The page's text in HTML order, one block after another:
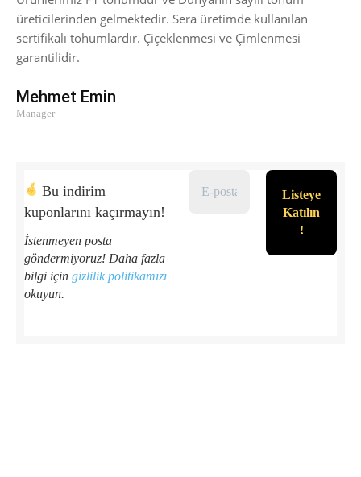
üreticilerinden gelmektedir. Sera üretimde kullanılan
sertifikalı tohumlardır. Çiçeklenmesi ve Çimlenmesi
garantilidir.
Mehmet Emin
Manager
Bu indirim
kuponlarını kaçırmayın!
İstenmeyen posta
göndermiyoruz! Daha fazla
bilgi için gizlilik politikamızı
okuyun.